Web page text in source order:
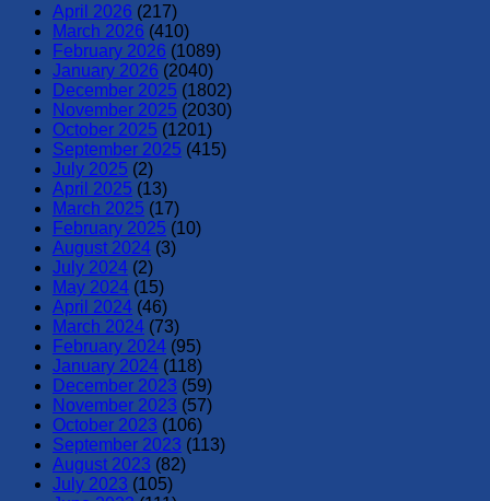
April 2026 (217)
March 2026 (410)
February 2026 (1089)
January 2026 (2040)
December 2025 (1802)
November 2025 (2030)
October 2025 (1201)
September 2025 (415)
July 2025 (2)
April 2025 (13)
March 2025 (17)
February 2025 (10)
August 2024 (3)
July 2024 (2)
May 2024 (15)
April 2024 (46)
March 2024 (73)
February 2024 (95)
January 2024 (118)
December 2023 (59)
November 2023 (57)
October 2023 (106)
September 2023 (113)
August 2023 (82)
July 2023 (105)